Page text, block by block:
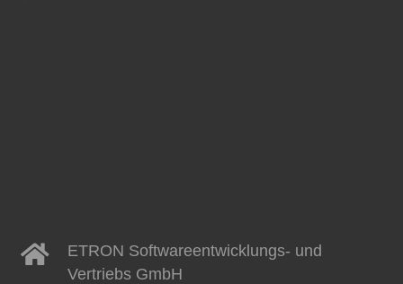
ETRON Softwareentwicklungs- und
Vertriebs GmbH